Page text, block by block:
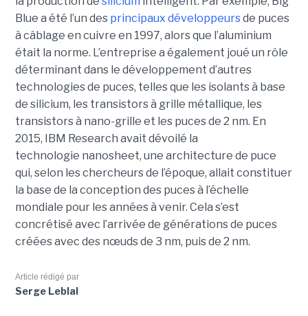
Blue a été l’un des principaux développeursde puces
à câblage en cuivre en 1997, alors que l’aluminium
était la norme. L’entreprise a également joué un rôle
déterminant dans le développement d’autres
technologies de puces, telles que les isolants à base
de silicium, les transistors à grille métallique, les
transistors à nano-grille et les puces de 2 nm. En
2015, IBM Research avait dévoilé la
technologie nanosheet, une architecture de puce
qui, selon les chercheurs de l’époque, allait constituer
la base de la conception des puces à l’échelle
mondiale pour les années à venir. Cela s’est
concrétisé avec l’arrivée de générations de puces
créées avec des nœuds de 3 nm, puis de 2 nm.
Article rédigé par
Serge Leblal